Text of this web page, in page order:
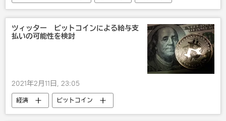
ツィッター ビットコインによる給与支
払いの可能性を検討
2021年2月11日, 23:05
経済
ビットコイン
仮想通貨・暗号通貨
ツィッター